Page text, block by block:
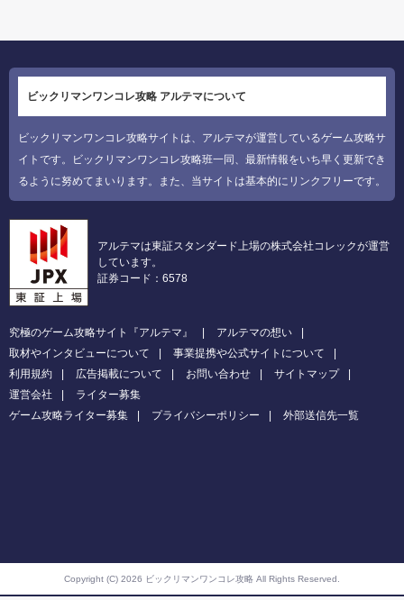
ビックリマンワンコレ攻略 アルテマについて
ビックリマンワンコレ攻略サイトは、アルテマが運営しているゲーム攻略サ
イトです。ビックリマンワンコレ攻略班一同、最新情報をいち早く更新でき
るように努めてまいります。また、当サイトは基本的にリンクフリーです。
アルテマは東証スタンダード上場の株式会社コレックが運営
しています。
証券コード：6578
究極のゲーム攻略サイト『アルテマ』
アルテマの想い
取材やインタビューについて
事業提携や公式サイトについて
利用規約
広告掲載について お問い合わせ
サイトマップ
運営会社
ライター募集
ゲーム攻略ライター募集
プライバシーポリシー 外部送信先一覧
Copyright (C) 2026 ビックリマンワンコレ攻略 All Rights Reserved.